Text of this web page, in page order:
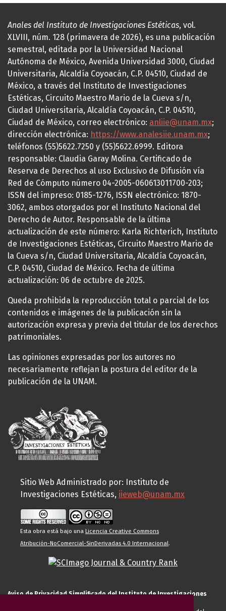
Anales del Instituto de Investigaciones Estéticas, vol.
XLVIII, núm. 128 (primavera de 2026), es una publicación
semestral, editada por la Universidad Nacional
Autónoma de México, Avenida Universidad 3000, Ciudad
Universitaria, Alcaldía Coyoacán, C.P. 04510, Ciudad de
México, a través del Instituto de Investigaciones
Estéticas, Circuito Maestro Mario de la Cueva s/n,
Ciudad Universitaria, Alcaldía Coyoacán, C.P. 04510,
Ciudad de México, correo electrónico: anliie@unam.mx;
dirección electrónica: https://www.analesiie.unam.mx;
teléfonos (55)5622.7250 y (55)5622.6999. Editora
responsable: Claudia Garay Molina. Certificado de
Reserva de Derechos al uso Exclusivo de Difusión vía
Red de Cómputo número 04-2005-060613011700-203;
ISSN del impreso: 0185-1276, ISSN electrónico: 1870-
3062, ambos otorgados por el Instituto Nacional del
Derecho de Autor. Responsable de la última
actualización de este número: Karla Richterich, Instituto
de Investigaciones Estéticas, Circuito Maestro Mario de
la Cueva s/n, Ciudad Universitaria, Alcaldía Coyoacán,
C.P. 04510, Ciudad de México. Fecha de última
actualización: 06 de octubre de 2025.
Queda prohibida la reproducción total o parcial de los
contenidos e imágenes de la publicación sin la
autorización expresa y previa del titular de los derechos
patrimoniales.
Las opiniones expresadas por los autores no
necesariamente reflejan la postura del editor de la
publicación de la UNAM.
Sitio Web Administrado por: Instituto de
Investigaciones Estéticas, iieweb@unam.mx
Esta obra está bajo una Licencia Creative Commons
Atribución-NoComercial-SinDerivadas 4.0 Internacional.
Aviso de Privacidad Simplificado del Instituto de Investigaciones